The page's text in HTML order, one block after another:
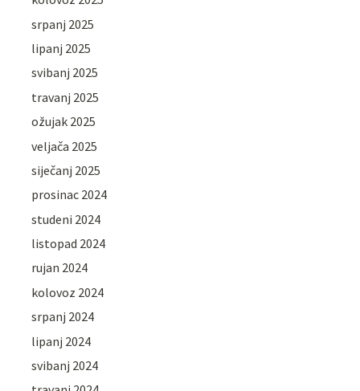
srpanj 2025
lipanj 2025
svibanj 2025
travanj 2025
ožujak 2025
veljača 2025
siječanj 2025
prosinac 2024
studeni 2024
listopad 2024
rujan 2024
kolovoz 2024
srpanj 2024
lipanj 2024
svibanj 2024